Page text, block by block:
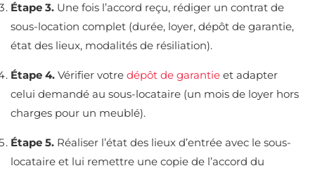
Étape 3. Une fois l’accord reçu, rédiger un contrat de
sous-location complet (durée, loyer, dépôt de garantie,
état des lieux, modalités de résiliation).
Étape 4. Vérifier votre dépôt de garantie et adapter
celui demandé au sous-locataire (un mois de loyer hors
charges pour un meublé).
Étape 5. Réaliser l’état des lieux d’entrée avec le sous-
locataire et lui remettre une copie de l’accord du